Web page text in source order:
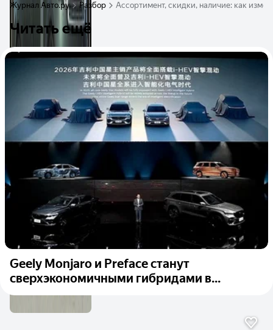
Журнал Авто.ру Разбор Ассортимент, скидки, наличие: как
Читать ещё
Geely Monjaro и Preface станут
сверхэкономичными гибридами в...